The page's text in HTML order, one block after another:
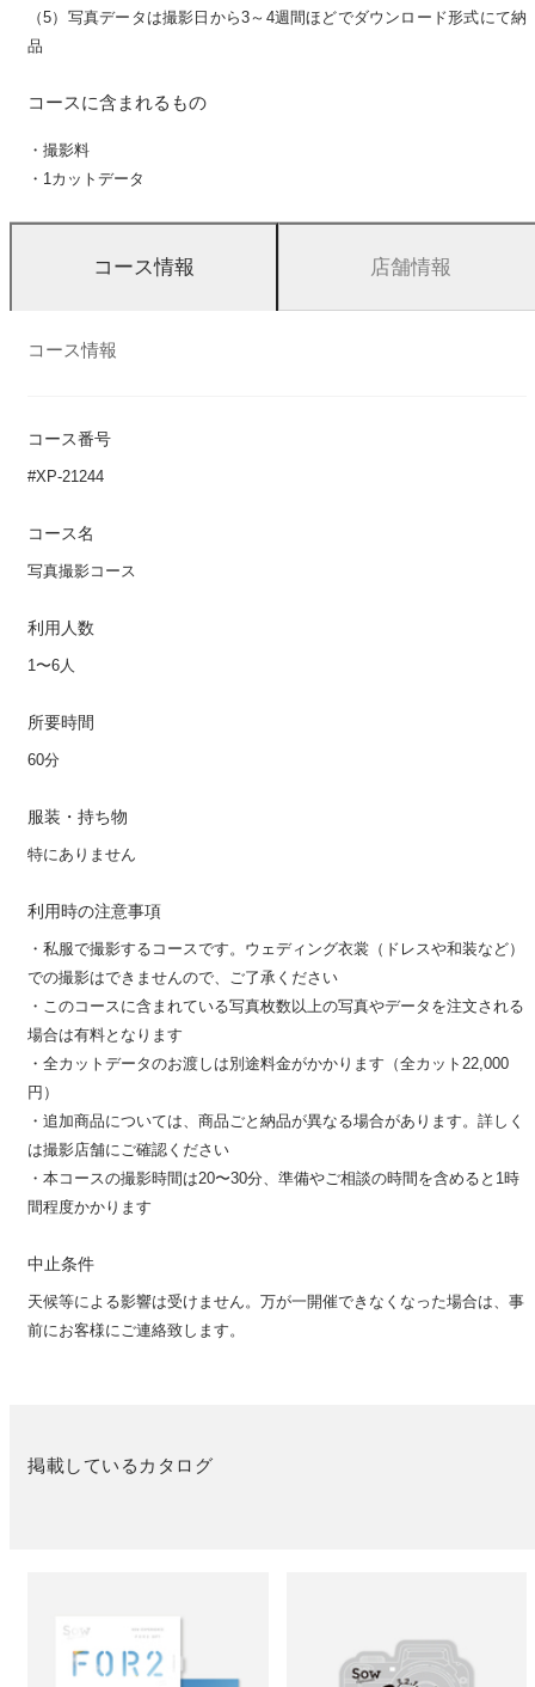
（5）写真データは撮影日から3～4週間ほどでダウンロード形式にて納
品
コースに含まれるもの
・撮影料
・1カットデータ
コース情報 店舗情報
コース情報
コース番号
#XP-21244
コース名
写真撮影コース
利用人数
1〜6人
所要時間
60分
服装・持ち物
特にありません
利用時の注意事項
・私服で撮影するコースです。ウェディング衣裳（ドレスや和装など）
での撮影はできませんので、ご了承ください
・このコースに含まれている写真枚数以上の写真やデータを注文される
場合は有料となります
・全カットデータのお渡しは別途料金がかかります（全カット22,000
円）
・追加商品については、商品ごと納品が異なる場合があります。詳しく
は撮影店舗にご確認ください
・本コースの撮影時間は20〜30分、準備やご相談の時間を含めると1時
間程度かかります
中止条件
天候等による影響は受けません。万が一開催できなくなった場合は、事
前にお客様にご連絡致します。
掲載しているカタログ